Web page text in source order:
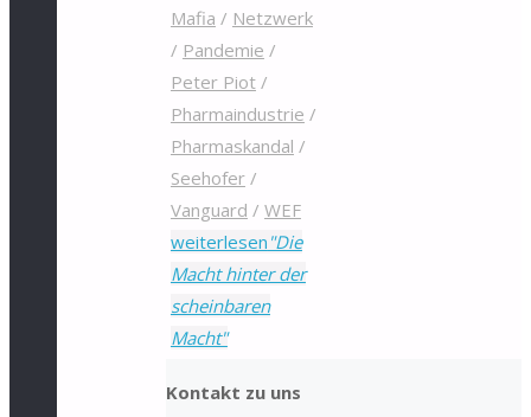
Mafia / Netzwerk
/ Pandemie /
Peter Piot/
Pharmaindustrie /
Pharmaskandal /
Seehofer/
Vanguard / WEF
weiterlesen "Die
Macht hinter der
scheinbaren
Macht"
Kontakt zu uns